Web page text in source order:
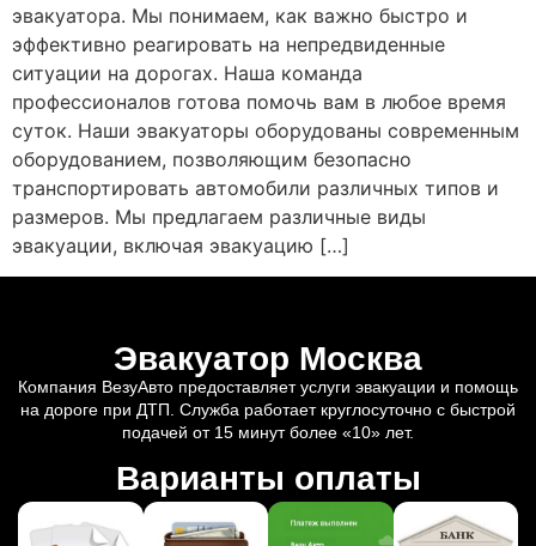
эвакуатора. Мы понимаем, как важно быстро и
эффективно реагировать на непредвиденные
ситуации на дорогах. Наша команда
профессионалов готова помочь вам в любое время
суток. Наши эвакуаторы оборудованы современным
оборудованием, позволяющим безопасно
транспортировать автомобили различных типов и
размеров. Мы предлагаем различные виды
эвакуации, включая эвакуацию […]
Эвакуатор Москва
Компания ВезуАвто предоставляет услуги эвакуации и помощь
на дороге при ДТП. Служба работает круглосуточно с быстрой
подачей от 15 минут более «10» лет.
Варианты оплаты